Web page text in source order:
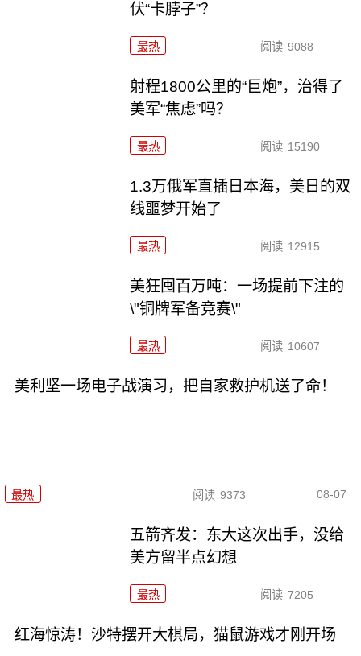
伏“卡脖子”？
最热 阅读 9088
射程1800公里的“巨炮”，治得了
美军“焦虑”吗？
最热 阅读 15190
1.3万俄军直插日本海，美日的双
线噩梦开始了
最热 阅读 12915
美狂囤百万吨：一场提前下注的
\"铜牌军备竞赛\"
最热 阅读 10607
美利坚一场电子战演习，把自家救护机送了命！
最热 阅读 9373 08-07
五箭齐发：东大这次出手，没给
美方留半点幻想
最热 阅读 7205
红海惊涛！沙特摆开大棋局，猫鼠游戏才刚开场